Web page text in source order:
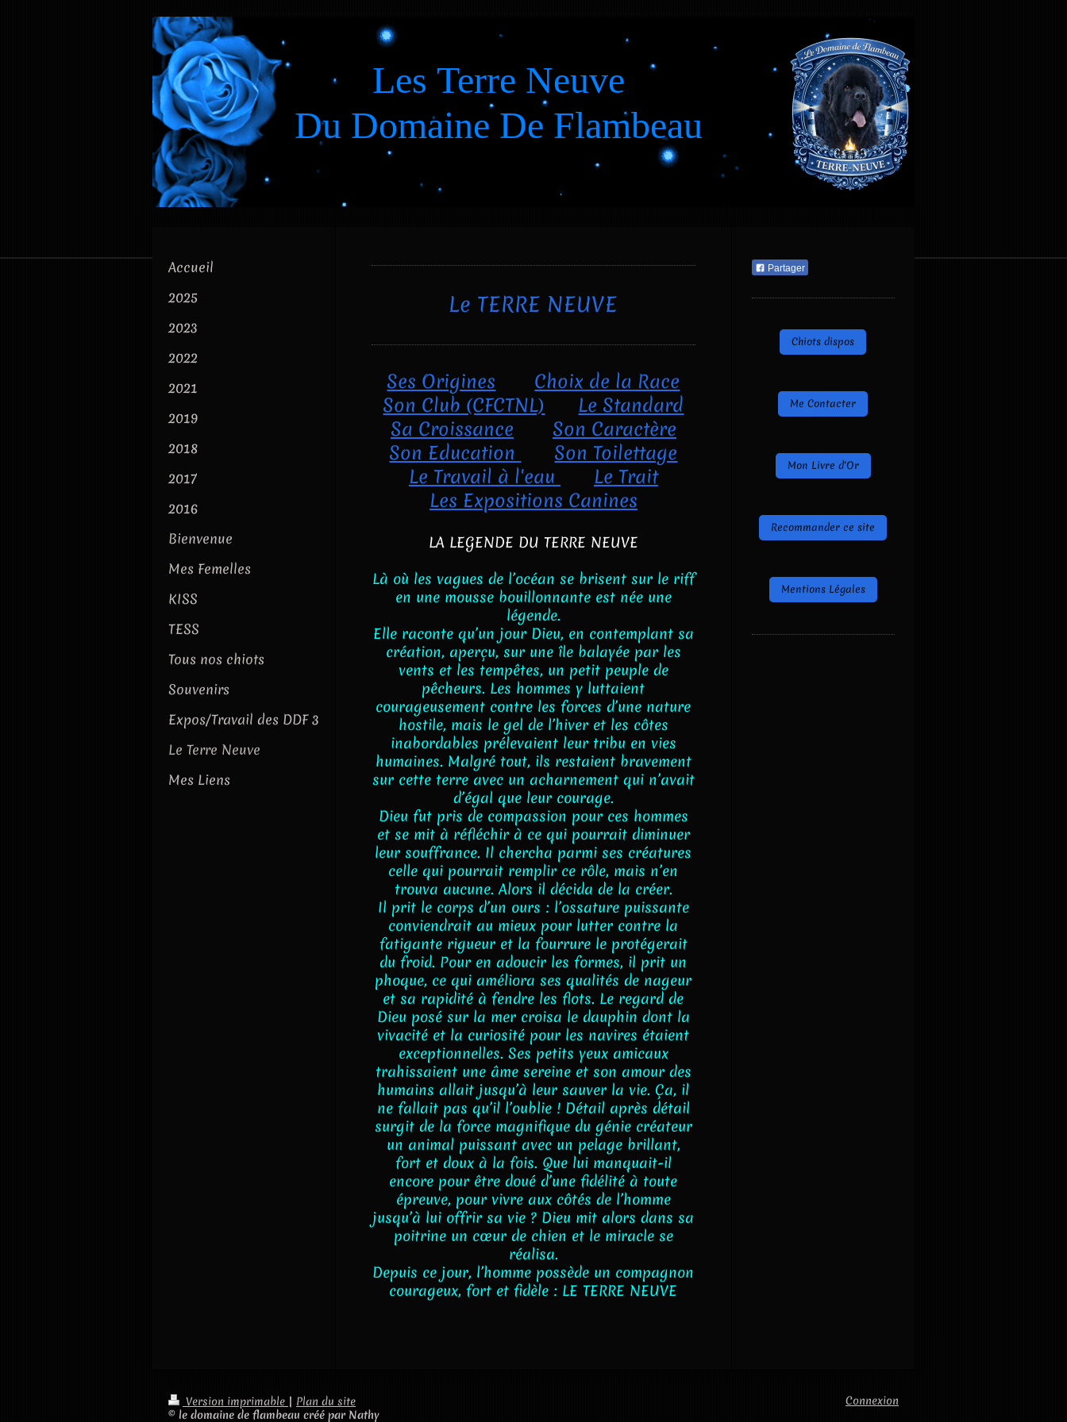
Les Terre Neuve
Du Domaine De Flambeau
Accueil
2025
2023
2022
2021
2019
2018
2017
2016
Bienvenue
Mes Femelles
KISS
TESS
Tous nos chiots
Souvenirs
Expos/Travail des DDF 3
Le Terre Neuve
Mes Liens
Le TERRE NEUVE
Ses Origines
Choix de la Race
Son Club (CFCTNL)
Le Standard
Sa Croissance
Son Caractère
Son Education
Son Toilettage
Le Travail à l'eau
Le Trait
Les Expositions Canines
LA LEGENDE DU TERRE NEUVE
Là où les vagues de l’océan se brisent sur le riff
en une mousse bouillonnante est née une
légende.
Elle raconte qu’un jour Dieu, en contemplant sa
création, aperçu, sur une île balayée par les
vents et les tempêtes, un petit peuple de
pêcheurs. Les hommes y luttaient
courageusement contre les forces d’une nature
hostile, mais le gel de l’hiver et les côtes
inabordables prélevaient leur tribu en vies
humaines. Malgré tout, ils restaient bravement
sur cette terre avec un acharnement qui n’avait
d’égal que leur courage.
Dieu fut pris de compassion pour ces hommes
et se mit à réfléchir à ce qui pourrait diminuer
leur souffrance. Il chercha parmi ses créatures
celle qui pourrait remplir ce rôle, mais n’en
trouva aucune. Alors il décida de la créer.
Il prit le corps d’un ours : l’ossature puissante
conviendrait au mieux pour lutter contre la
fatigante rigueur et la fourrure le protégerait
du froid. Pour en adoucir les formes, il prit un
phoque, ce qui améliora ses qualités de nageur
et sa rapidité à fendre les flots. Le regard de
Dieu posé sur la mer croisa le dauphin dont la
vivacité et la curiosité pour les navires étaient
exceptionnelles. Ses petits yeux amicaux
trahissaient une âme sereine et son amour des
humains allait jusqu’à leur sauver la vie. Ça, il
ne fallait pas qu’il l’oublie ! Détail après détail
surgit de la force magnifique du génie créateur
un animal puissant avec un pelage brillant,
fort et doux à la fois. Que lui manquait-il
encore pour être doué d’une fidélité à toute
épreuve, pour vivre aux côtés de l’homme
jusqu’à lui offrir sa vie ? Dieu mit alors dans sa
poitrine un cœur de chien et le miracle se
réalisa.
Depuis ce jour, l’homme possède un compagnon
courageux, fort et fidèle : LE TERRE NEUVE
Partager
Chiots dispos
Me Contacter
Mon Livre d'Or
Recommander ce site
Mentions Légales
Version imprimable | Plan du site
© le domaine de flambeau créé par Nathy
Connexion